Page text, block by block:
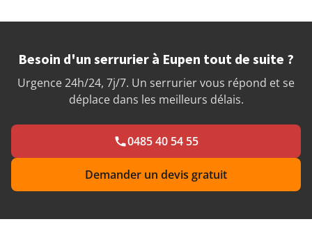
Besoin d'un serrurier à Eupen tout de suite ?
Urgence 24h/24, 7j/7. Un serrurier vous répond et se
déplace dans les meilleurs délais.
0485 40 54 55
Demander un devis gratuit